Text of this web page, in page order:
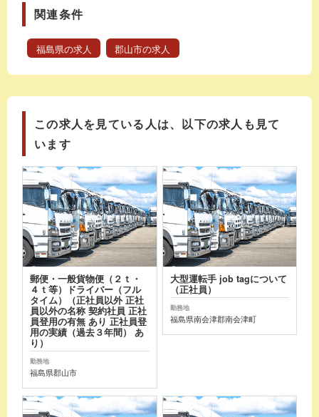
関連条件
福島県の求人 郡山市の求人
この求人を見ている人は、以下の求人も見て
います
郵便・一般貨物便（２ｔ・
４ｔ等）ドライバー（フル
タイム）（正社員以外 正社
員以外の名称 契約社員 正社
員登用の有無 あり 正社員登
用の実績（過去３年間） あ
り）
勤務地
福島県郡山市
大型運転手 job tagについて
（正社員）
勤務地
福島県南会津郡南会津町